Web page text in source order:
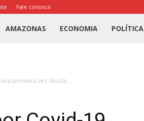
Fale conosco
AMAZONAS ECONOMIA POLÍTICA
primeira vez desde...